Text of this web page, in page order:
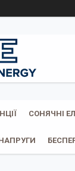
СОНЯЧНІ